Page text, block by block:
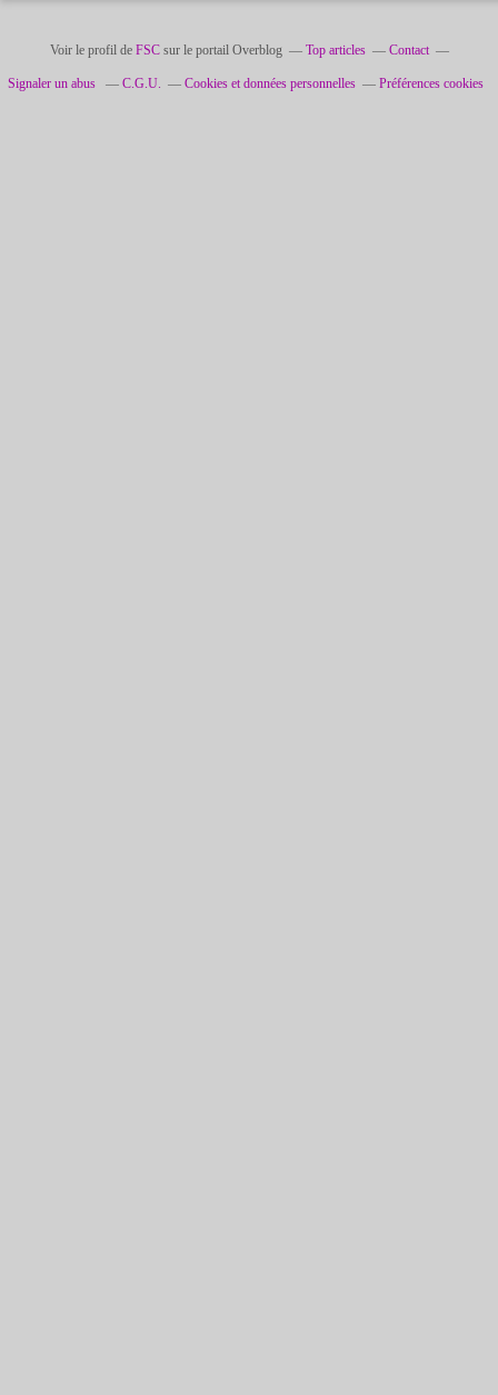
Voir le profil de FSCsur le portail Overblog Top articles Contact
Signaler un abus C.G.U. Cookies et données personnelles Préférences cookies